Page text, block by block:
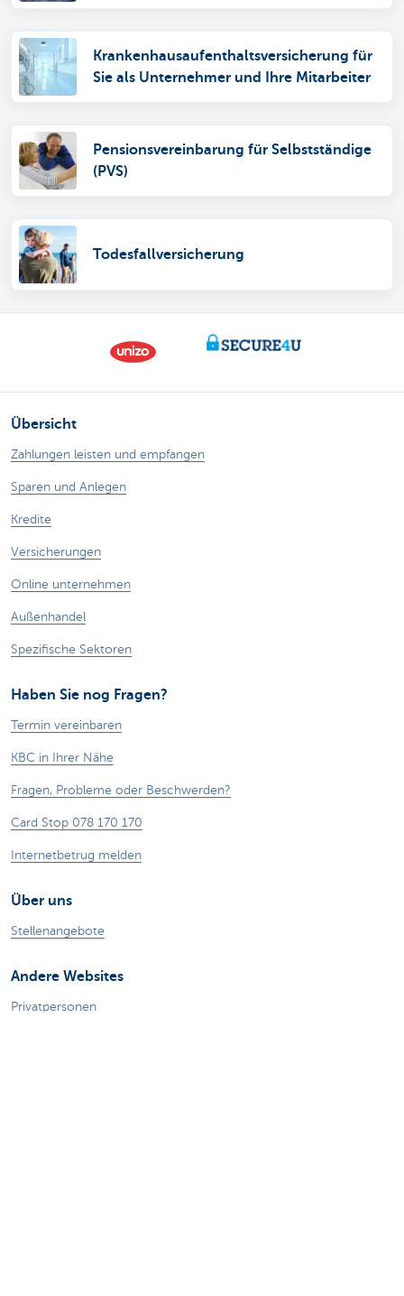
Krankenhausaufenthaltsversicherung für
Sie als Unternehmer und Ihre Mitarbeiter
Pensionsvereinbarung für Selbstständige
(PVS)
Todesfallversicherung
Übersicht
Zahlungen leisten und empfangen
Sparen und Anlegen
Kredite
Versicherungen
Online unternehmen
Außenhandel
Spezifische Sektoren
Haben Sie nog Fragen?
Termin vereinbaren
KBC in Ihrer Nähe
Fragen, Probleme oder Beschwerden?
Card Stop 078 170 170
Internetbetrug melden
Über uns
Stellenangebote
Andere Websites
Privatpersonen